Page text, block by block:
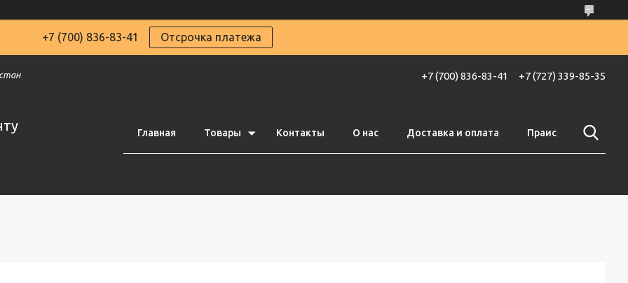
+7 (700) 836-83-41 Отсрочка платежа
+7 (700) 836-83-41 +7 (727) 339-85-35
Главная Товары Контакты О нас Доставка и оплата Праис